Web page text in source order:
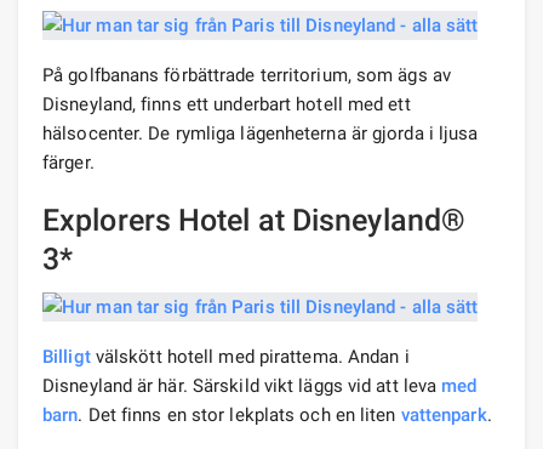
På golfbanans förbättrade territorium, som ägs av
Disneyland, finns ett underbart hotell med ett
hälsocenter. De rymliga lägenheterna är gjorda i ljusa
färger.
Explorers Hotel at Disneyland®
3*
Billigtvälskött hotell med pirattema. Andan i
Disneyland är här. Särskild vikt läggs vid att leva med
barn. Det finns en stor lekplats och en liten vattenpark.